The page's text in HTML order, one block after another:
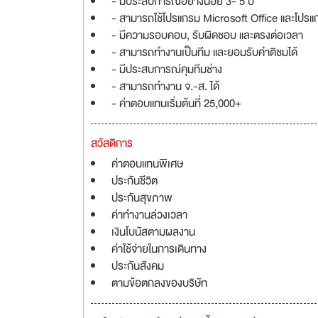
- สามารถใช้โปรแกรม Microsoft Office และโป
- มีความรอบคอบ, รับผิดชอบ และตรงต่อเวลา
- สามารถทำงานเป็นทีม และยอมรับคำติชมได้
- มีประสบการณ์คุมทีมช่าง
- สามารถทำงาน จ.-ส. ได้
- ค่าตอบแทนเริ่มต้นที่ 25,000+
สวัสดิการ
ค่าตอบแทนพิเศษ
ประกันชีวิต
ประกันสุขภาพ
ค่าทำงานล่วงเวลา
เงินโบนัสตามผลงาน
ค่าใช้จ่ายในการเดินทาง
ประกันสังคม
ตามข้อตกลงของบริษัท